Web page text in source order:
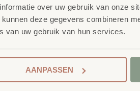
over uw gebruik van onze
deze gegevens combineren
van uw gebruik van hun services.
AANPASSEN